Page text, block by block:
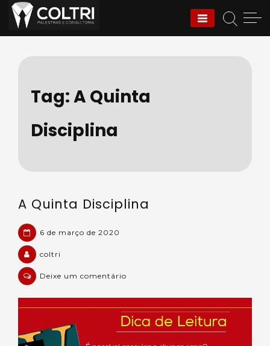
Skip
Coltri | Palestras e
Tag:A Quinta
Disciplina
A Quinta Disciplina
6 de março de 2020
coltri
Deixe um comentário
Disciplina